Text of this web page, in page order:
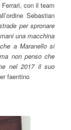
con il team
Sebastian
per spronare
una macchina
a Maranello si
non penso che
nel 2017 il suo
faentino